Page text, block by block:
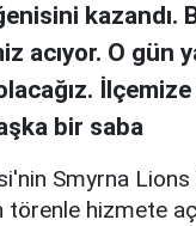
kazandı.
acıyor. O gün
bir saba
Smyrna
törenle hizmete